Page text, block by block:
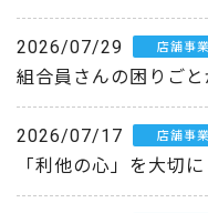
2026/07/29 店舗事
組合員さんの困りご
2026/07/17 店舗事
「利他の心」を大切